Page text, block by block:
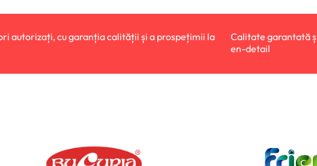
garanția calității și a prospețimii la
Calitate garantată și prețuri